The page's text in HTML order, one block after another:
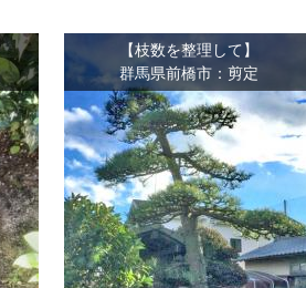
【枝数を整理して】
群馬県前橋市：剪定